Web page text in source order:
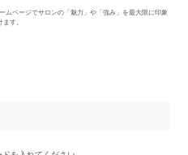
ムページでサロンの「魅力」や「強み」を最大限に印象
ます。